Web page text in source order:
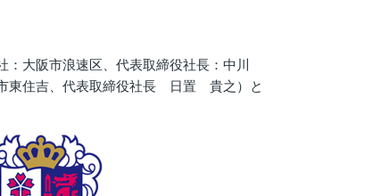
社：大阪市浪速区、代表取締役社長：中川
市東住吉、代表取締役社長 日置 貴之）と